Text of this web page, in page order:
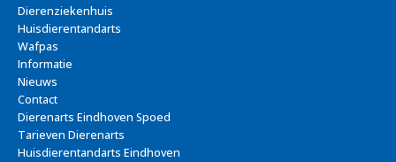
Dierenziekenhuis
Huisdierentandarts
Wafpas
Informatie
Nieuws
Contact
Dierenarts Eindhoven Spoed
Tarieven Dierenarts
Huisdierentandarts Eindhoven